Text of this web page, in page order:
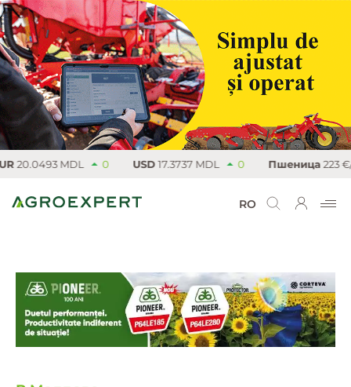
20.0493 MDL 0 USD17.3737 MDL 0 Пшеница223 €/т
RO